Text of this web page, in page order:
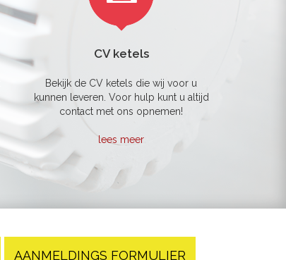
CV ketels
Bekijk de CV ketels die wij voor u
kunnen leveren. Voor hulp kunt u altijd
contact met ons opnemen!
lees meer
AANMELDINGS FORMULIER